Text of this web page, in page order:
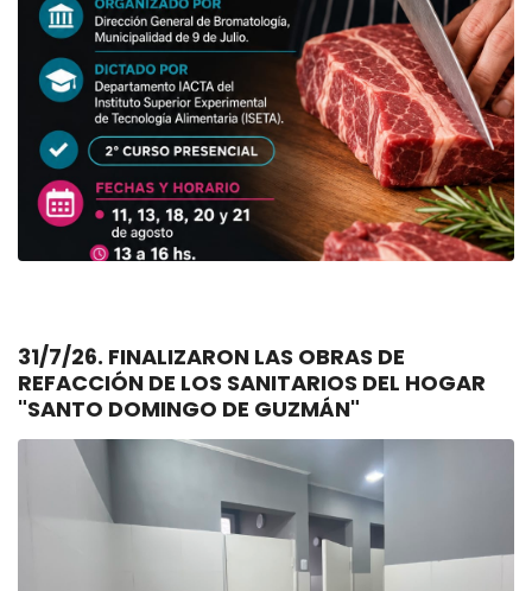
31/7/26. FINALIZARON LAS OBRAS DE
REFACCIÓN DE LOS SANITARIOS DEL HOGAR
"SANTO DOMINGO DE GUZMÁN"